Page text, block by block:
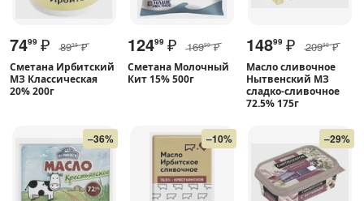
7499 ₽ 8999 ₽
Сметана Ирбитский
МЗ Классическая
20% 200г
12499 ₽ 16999 ₽
Сметана Молочный
Кит 15% 500г
14899 ₽ 20999 ₽
Масло сливочное
Нытвенский МЗ
сладко-сливочное
72.5% 175г
–36% –10% –29%